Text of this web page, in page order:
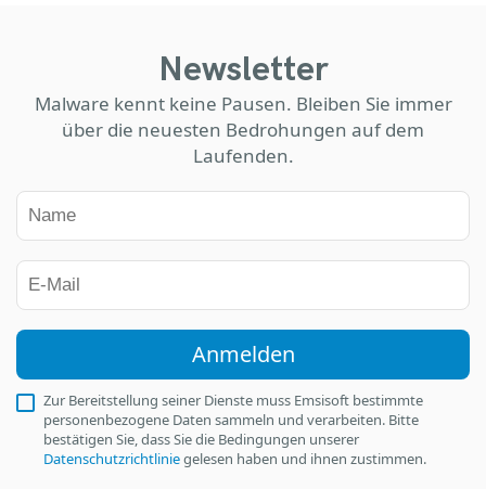
Newsletter
Malware kennt keine Pausen. Bleiben Sie immer
über die neuesten Bedrohungen auf dem
Laufenden.
Anmelden
Zur Bereitstellung seiner Dienste muss Emsisoft bestimmte
personenbezogene Daten sammeln und verarbeiten. Bitte
bestätigen Sie, dass Sie die Bedingungen unserer
Datenschutzrichtliniegelesen haben und ihnen zustimmen.